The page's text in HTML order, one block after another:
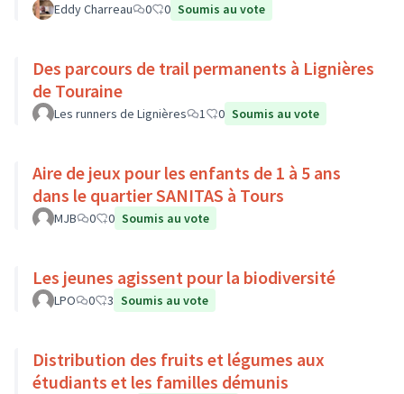
Eddy Charreau 0 0 Soumis au vote
Des parcours de trail permanents à Lignières
de Touraine
Les runners de Lignières 1 0 Soumis au vote
Aire de jeux pour les enfants de 1 à 5 ans
dans le quartier SANITAS à Tours
MJB 0 0 Soumis au vote
Les jeunes agissent pour la biodiversité
LPO 0 3 Soumis au vote
Distribution des fruits et légumes aux
étudiants et les familles démunis